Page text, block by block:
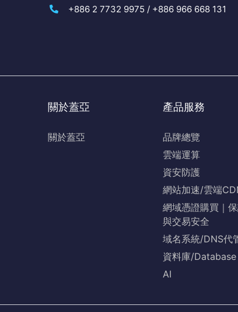
+886 2 7732 9975 / +886 966 668 131
關於蓋亞
關於蓋亞
產品服務
品牌總覽
雲端運算
資安防護
網站加速/雲端
網域憑證購買｜
與交易安全
域名系統/DNS代
資料庫/Database
AI